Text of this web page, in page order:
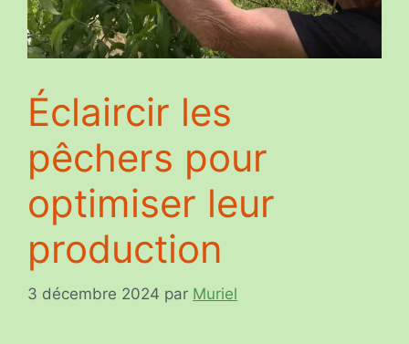
Éclaircir les
pêchers pour
optimiser leur
production
3 décembre 2024 par Muriel